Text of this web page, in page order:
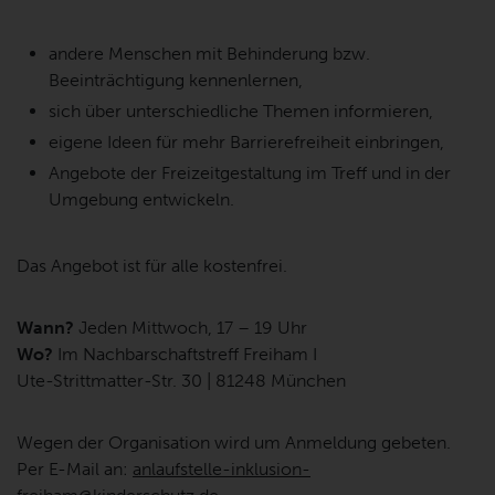
andere Menschen mit Behinderung bzw.
Beeinträchtigung kennenlernen,
sich über unterschiedliche Themen informieren,
eigene Ideen für mehr Barrierefreiheit einbringen,
Angebote der Freizeitgestaltung im Treff und in der
Umgebung entwickeln.
Das Angebot ist für alle kostenfrei.
Wann? Jeden Mittwoch, 17 – 19 Uhr
Wo? Im Nachbarschaftstreff Freiham I
Ute-Strittmatter-Str. 30 | 81248 München
Wegen der Organisation wird um Anmeldung gebeten.
Per E-Mail an: anlaufstelle-inklusion-